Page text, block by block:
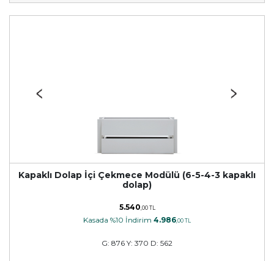
Kapaklı Dolap İçi Çekmece Modülü (6-5-4-3 kapaklı
dolap)
5.540 ,00 TL
Kasada %10 İndirim 4.986 ,00 TL
G: 876 Y: 370 D: 562